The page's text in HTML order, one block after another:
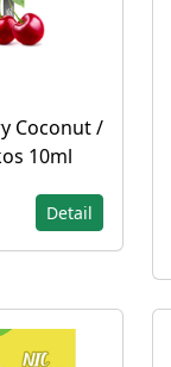
Coconut /
10ml
Detail